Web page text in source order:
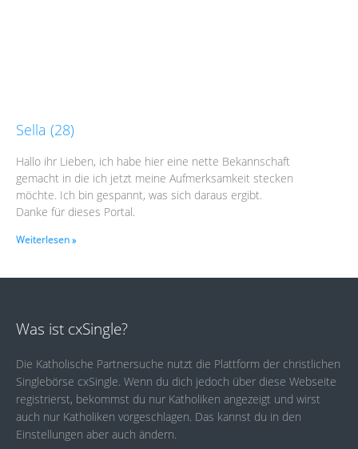
Sella (28)
Hallo ihr Lieben, ich habe hier eine nette Bekannschaft
gemacht in die ich jetzt meine Aufmerksamkeit stecken
möchte. Ich bin gespannt, was sich daraus ergibt.
Danke für dieses Portal.
Weiterlesen »
Was ist cxSingle?
Die Katholische Partnersuche nutzt die Plattform der christlichen
Singlebörse cxSingle. Wenn du dich jedoch über diese Webseite
registrierst, bekommst du nur Katholiken angezeigt und wirst
auch nur Katholiken vorgeschlagen. Das kannst du in den
Einstellungen aber auch ändern.